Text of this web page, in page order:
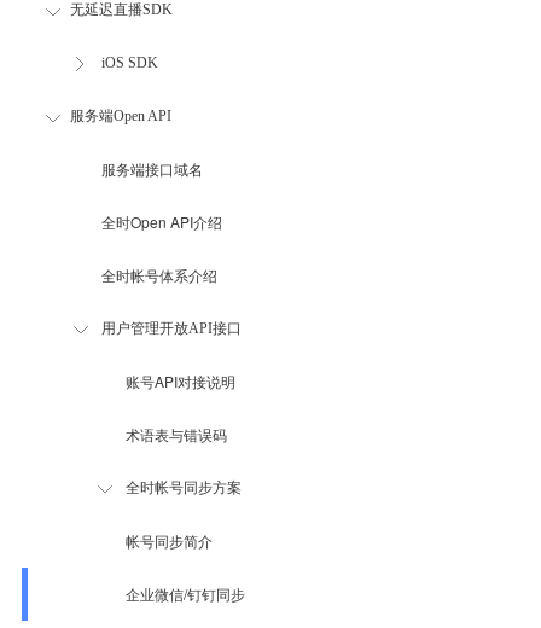
无延迟直播SDK
iOS SDK
服务端Open API
服务端接口域名
全时Open API介绍
全时帐号体系介绍
用户管理开放API接口
账号API对接说明
术语表与错误码
全时帐号同步方案
帐号同步简介
企业微信/钉钉同步